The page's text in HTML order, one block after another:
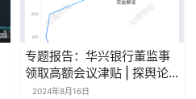
专题报告：华兴银行董监事
领取高额会议津贴 | 探舆论
场
2024年8月16日